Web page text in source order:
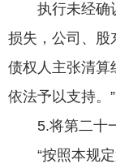
执行未经确认
损失，公司、股
债权人主张清算
依法予以支持。”
5.将第二十一
“按照本规定